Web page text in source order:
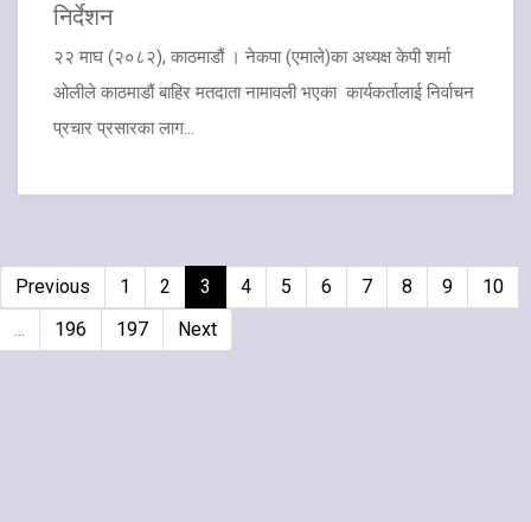
निर्देशन
२२ माघ (२०८२), काठमाडौं । नेकपा (एमाले)का अध्यक्ष केपी शर्मा
ओलीले काठमाडौं बाहिर मतदाता नामावली भएका कार्यकर्तालाई निर्वाचन
प्रचार प्रसारका लाग...
Previous 1 2 3 4 5 6 7 8 9
10
196 197 Next